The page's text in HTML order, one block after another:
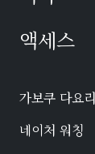
액세스
가보쿠 다요리
네이처 워칭